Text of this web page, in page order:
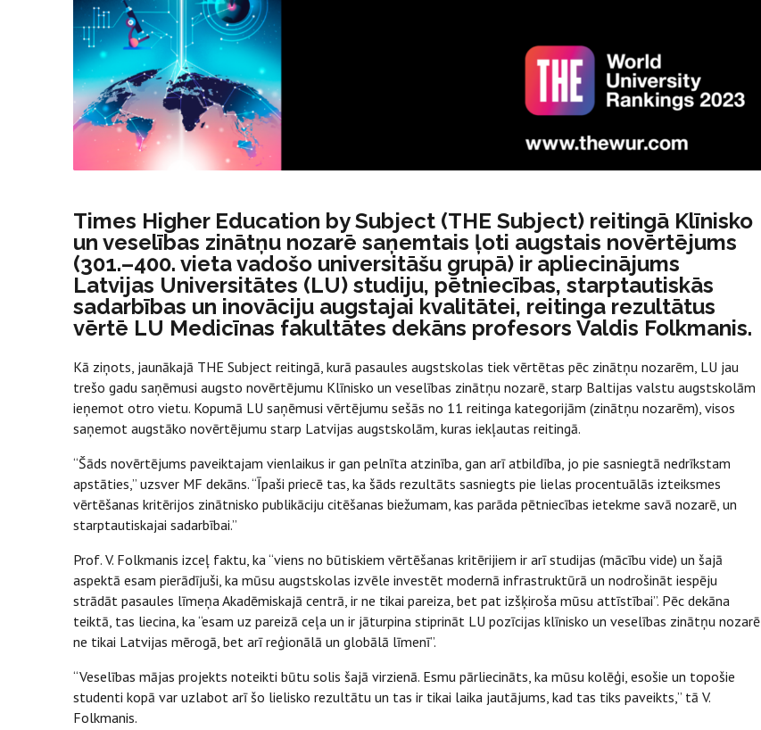
Times Higher Education by Subject (THE Subject) reitingā Klīnisko
un veselības zinātņu nozarē saņemtais ļoti augstais novērtējums
(301.–400. vieta vadošo universitāšu grupā) ir apliecinājums
Latvijas Universitātes (LU) studiju, pētniecības, starptautiskās
sadarbības un inovāciju augstajai kvalitātei, reitinga rezultātus
vērtē LU Medicīnas fakultātes dekāns profesors Valdis Folkmanis.
Kā ziņots, jaunākajā THE Subject reitingā, kurā pasaules augstskolas tiek vērtētas pēc zinātņu nozarēm, LU jau
trešo gadu saņēmusi augsto novērtējumu Klīnisko un veselības zinātņu nozarē, starp Baltijas valstu augstskolām
ieņemot otro vietu. Kopumā LU saņēmusi vērtējumu sešās no 11 reitinga kategorijām (zinātņu nozarēm), visos
saņemot augstāko novērtējumu starp Latvijas augstskolām, kuras iekļautas reitingā.
“Šāds novērtējums paveiktajam vienlaikus ir gan pelnīta atzinība, gan arī atbildība, jo pie sasniegtā nedrīkstam
apstāties,” uzsver MF dekāns. “Īpaši priecē tas, ka šāds rezultāts sasniegts pie lielas procentuālās izteiksmes
vērtēšanas kritērijos zinātnisko publikāciju citēšanas biežumam, kas parāda pētniecības ietekme savā nozarē, un
starptautiskajai sadarbībai.”
Prof. V. Folkmanis izceļ faktu, ka “viens no būtiskiem vērtēšanas kritērijiem ir arī studijas (mācību vide) un šajā
aspektā esam pierādījuši, ka mūsu augstskolas izvēle investēt modernā infrastruktūrā un nodrošināt iespēju
strādāt pasaules līmeņa Akadēmiskajā centrā, ir ne tikai pareiza, bet pat izšķiroša mūsu attīstībai”. Pēc dekāna
teiktā, tas liecina, ka “esam uz pareizā ceļa un ir jāturpina stiprināt LU pozīcijas klīnisko un veselības zinātņu nozarē
ne tikai Latvijas mērogā, bet arī reģionālā un globālā līmenī”.
“Veselības mājas projekts noteikti būtu solis šajā virzienā. Esmu pārliecināts, ka mūsu kolēģi, esošie un topošie
studenti kopā var uzlabot arī šo lielisko rezultātu un tas ir tikai laika jautājums, kad tas tiks paveikts,” tā V.
Folkmanis.